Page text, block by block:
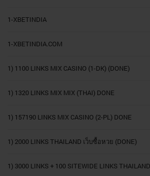
1-XBETINDIA
1-XBETINDIA.COM
1) 1100 LINKS MIX CASINO (1-DK) (DONE)
1) 1320 LINKS MIX MIX (THAI) DONE
1) 157190 LINKS MIX CASINO (2-PL) DONE
1) 2000 LINKS THAILAND เว็บซื้อหวย (DONE)
1) 3000 LINKS + 100 SITEWIDE LINKS